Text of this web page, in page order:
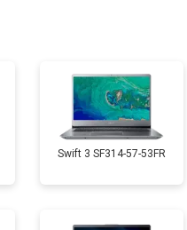
от 1350 ₽
Swift 3 SF314-57-53FR